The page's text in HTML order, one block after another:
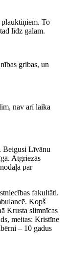
plauktiņiem. To
līdz galam.
gribas, un
nav arī laika
Beigusi Līvānu
Atgriezās
par
fakultāti.
Kopš
Krusta slimnīcas
meitas: Kristīne
– 10 gadus